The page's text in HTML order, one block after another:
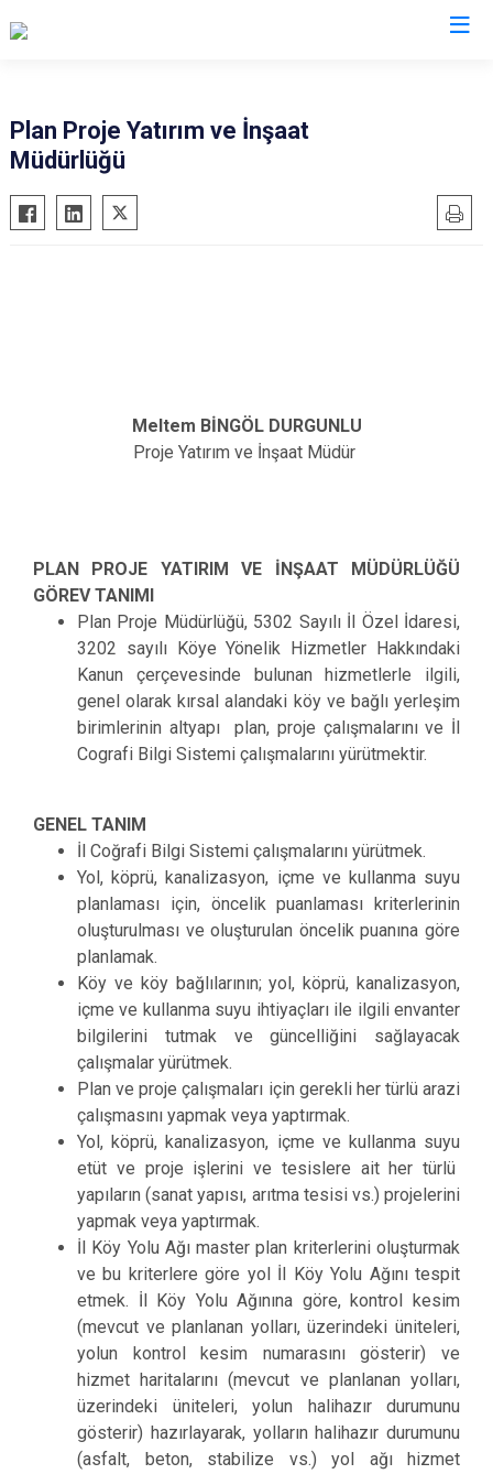
Plan Proje Yatırım ve İnşaat
Müdürlüğü
Meltem BİNGÖL DURGUNLU
Proje Yatırım ve İnşaat Müdür
PLAN PROJE YATIRIM VE İNŞAAT MÜDÜRLÜĞÜ
GÖREV TANIMI
Plan Proje Müdürlüğü, 5302 Sayılı İl Özel İdaresi,
3202 sayılı Köye Yönelik Hizmetler Hakkındaki
Kanun çerçevesinde bulunan hizmetlerle ilgili,
genel olarak kırsal alandaki köy ve bağlı yerleşim
birimlerinin altyapı plan, proje çalışmalarını ve İl
Cografi Bilgi Sistemi çalışmalarını yürütmektir.
GENEL TANIM
İl Coğrafi Bilgi Sistemi çalışmalarını yürütmek.
Yol, köprü, kanalizasyon, içme ve kullanma suyu
planlaması için, öncelik puanlaması kriterlerinin
oluşturulması ve oluşturulan öncelik puanına göre
planlamak.
Köy ve köy bağlılarının; yol, köprü, kanalizasyon,
içme ve kullanma suyu ihtiyaçları ile ilgili envanter
bilgilerini tutmak ve güncelliğini sağlayacak
çalışmalar yürütmek.
Plan ve proje çalışmaları için gerekli her türlü arazi
çalışmasını yapmak veya yaptırmak.
Yol, köprü, kanalizasyon, içme ve kullanma suyu
etüt ve proje işlerini ve tesislere ait her türlü
yapıların (sanat yapısı, arıtma tesisi vs.) projelerini
yapmak veya yaptırmak.
İl Köy Yolu Ağı master plan kriterlerini oluşturmak
ve bu kriterlere göre yol İl Köy Yolu Ağını tespit
etmek. İl Köy Yolu Ağınına göre, kontrol kesim
(mevcut ve planlanan yolları, üzerindeki üniteleri,
yolun kontrol kesim numarasını gösterir) ve
hizmet haritalarını (mevcut ve planlanan yolları,
üzerindeki üniteleri, yolun halihazır durumunu
gösterir) hazırlayarak, yolların halihazır durumunu
(asfalt, beton, stabilize vs.) yol ağı hizmet